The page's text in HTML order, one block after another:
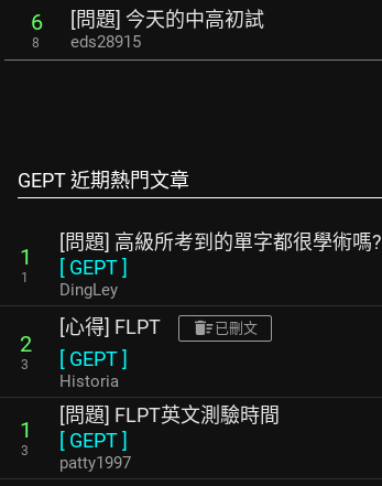
6
8
[問題] 今天的中高初試
eds28915
GEPT 近期熱門文章
1
1
[問題] 高級所考到的單字都很學術嗎?
[ GEPT]
DingLey
2
3
[心得] FLPT 已刪文
[ GEPT]
Historia
1
3
[問題] FLPT英文測驗時間
[ GEPT]
patty1997